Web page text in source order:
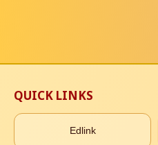
QUICK LINKS
Edlink